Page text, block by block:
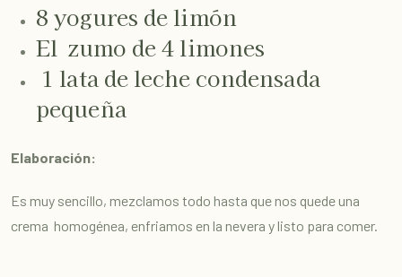
8 yogures de limón
El zumo de 4 limones
1 lata de leche condensada
pequeña
Elaboración:
Es muy sencillo, mezclamos todo hasta que nos quede una
crema homogénea, enfriamos en la nevera y listo para comer.